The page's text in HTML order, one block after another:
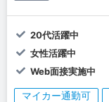
20代活躍中
女性活躍中
Web面接実施中
マイカー通勤可